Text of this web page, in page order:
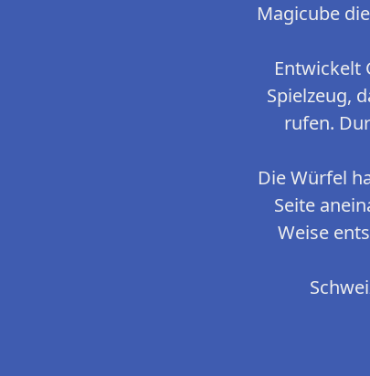
Magicube
Entwickelt
Spielzeug,
rufen.
Die Würfel
Seite
Weise